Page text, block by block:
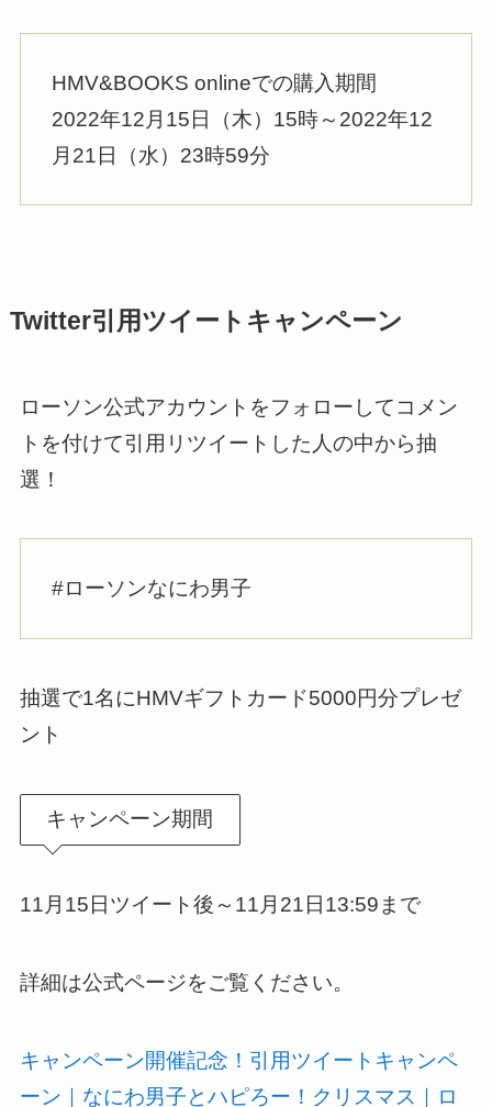
HMV&BOOKS onlineでの購入期間
2022年12月15日（木）15時～2022年12
月21日（水）23時59分
Twitter引用ツイートキャンペーン
ローソン公式アカウントをフォローしてコメン
トを付けて引用リツイートした人の中から抽
選！
#ローソンなにわ男子
抽選で1名にHMVギフトカード5000円分プレゼ
ント
キャンペーン期間
11月15日ツイート後～11月21日13:59まで
詳細は公式ページをご覧ください。
キャンペーン開催記念！引用ツイートキャンペ
ーン｜なにわ男子とハピろー！クリスマス｜ロ